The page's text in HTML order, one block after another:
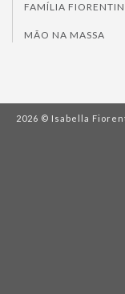
FAMÍLIA
MÃO NA MASSA
2026 © Isabella